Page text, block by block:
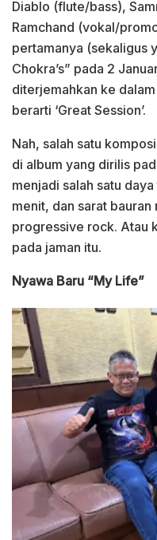
Diablo (flute/bass),
Ramchand (vokal/
pertamanya (sekaligus
Chokra’s” pada 2
diterjemahkan ke
berarti ‘Great Session’.
Nah, salah satu
di album yang dirilis
menjadi salah satu
menit, dan sarat
progressive rock. Atau
pada jaman itu.
Nyawa Baru “My Life”